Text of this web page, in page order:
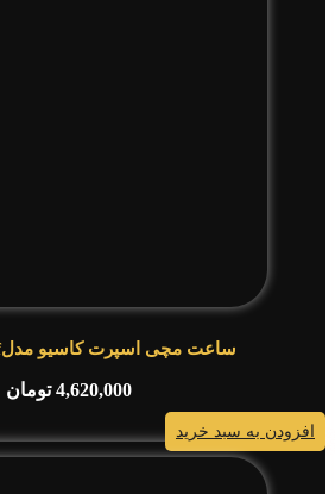
ساعت مچی اسپرت کاسیو مدلf-91wm-7adf
4,620,000 تومان
افزودن به سبد خرید